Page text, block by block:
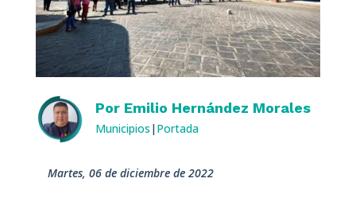
Por Emilio Hernández Morales
Municipios | Portada
martes, 06 de diciembre de 2022